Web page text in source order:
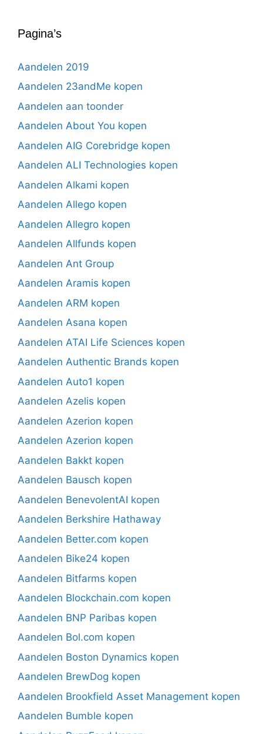
Pagina’s
Aandelen 2019
Aandelen 23andMe kopen
Aandelen aan toonder
Aandelen About You kopen
Aandelen AIG Corebridge kopen
Aandelen ALI Technologies kopen
Aandelen Alkami kopen
Aandelen Allego kopen
Aandelen Allegro kopen
Aandelen Allfunds kopen
Aandelen Ant Group
Aandelen Aramis kopen
Aandelen ARM kopen
Aandelen Asana kopen
Aandelen ATAI Life Sciences kopen
Aandelen Authentic Brands kopen
Aandelen Auto1 kopen
Aandelen Azelis kopen
Aandelen Azerion kopen
Aandelen Azerion kopen
Aandelen Bakkt kopen
Aandelen Bausch kopen
Aandelen BenevolentAI kopen
Aandelen Berkshire Hathaway
Aandelen Better.com kopen
Aandelen Bike24 kopen
Aandelen Bitfarms kopen
Aandelen Blockchain.com kopen
Aandelen BNP Paribas kopen
Aandelen Bol.com kopen
Aandelen Boston Dynamics kopen
Aandelen BrewDog kopen
Aandelen Brookfield Asset Management kopen
Aandelen Bumble kopen